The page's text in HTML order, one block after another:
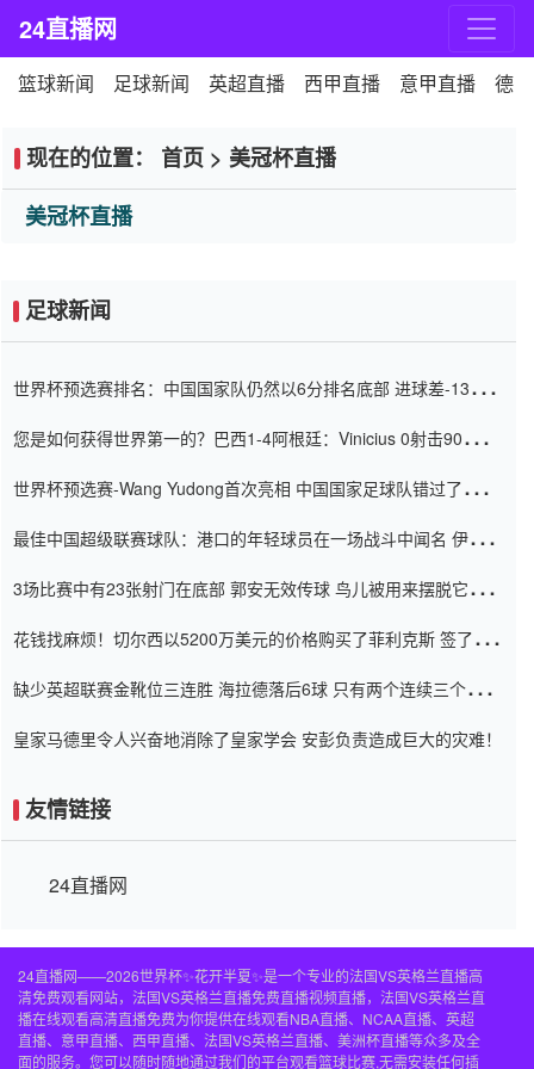
24直播网
篮球新闻 足球新闻 英超直播 西甲直播 意甲直播 德
现在的位置： 首页 > 美冠杯直播
美冠杯直播
足球新闻
世界杯预选赛排名：中国国家队仍然以6分排名底部 进球差-13令人
您是如何获得世界第一的？巴西1-4阿根廷：Vinicius 0射击90分钟
世界杯预选赛-Wang Yudong首次亮相 中国国家足球队错过了世界
最佳中国超级联赛球队：港口的年轻球员在一场战斗中闻名 伊万放
3场比赛中有23张射门在底部 郭安无效传球 鸟儿被用来摆脱它
花钱找麻烦！切尔西以5200万美元的价格购买了菲利克斯 签了7年
缺少英超联赛金靴位三连胜 海拉德落后6球 只有两个连续三个连续
皇家马德里令人兴奋地消除了皇家学会 安彭负责造成巨大的灾难！
友情链接
24直播网
24直播网——2026世界杯✨花开半夏✨是一个专业的法国VS英格兰直播高
清免费观看网站，法国VS英格兰直播免费直播视频直播，法国VS英格兰直
播在线观看高清直播免费为你提供在线观看NBA直播、NCAA直播、英超
直播、意甲直播、西甲直播、法国VS英格兰直播、美洲杯直播等众多及全
面的服务。您可以随时随地通过我们的平台观看篮球比赛,无需安装任何插